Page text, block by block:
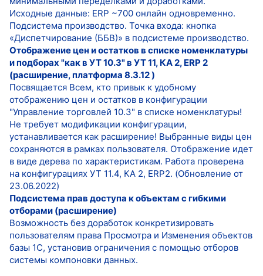
Исходные данные: ERP ~700 онлайн одновременно.
Подсистема производство. Точка входа: кнопка
«Диспетчирование (ББВ)» в подсистеме производство.
Отображение цен и остатков в списке номенклатуры
и подборах "как в УТ 10.3" в УТ 11, КА 2, ERP 2
(расширение, платформа 8.3.12 )
Посвящается Всем, кто привык к удобному
отображению цен и остатков в конфигурации
"Управление торговлей 10.3" в списке номенклатуры!
Не требует модификации конфигурации,
устанавливается как расширение! Выбранные виды цен
сохраняются в рамках пользователя. Отображение идет
в виде дерева по характеристикам. Работа проверена
на конфигурациях УТ 11.4, КА 2, ERP2. (Обновление от
23.06.2022)
Подсистема прав доступа к объектам с гибкими
отборами (расширение)
Возможность без доработок конкретизировать
пользователям права Просмотра и Изменения объектов
базы 1С, установив ограничения с помощью отборов
системы компоновки данных.